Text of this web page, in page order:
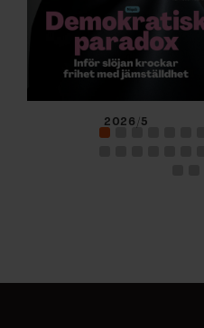
2026/5